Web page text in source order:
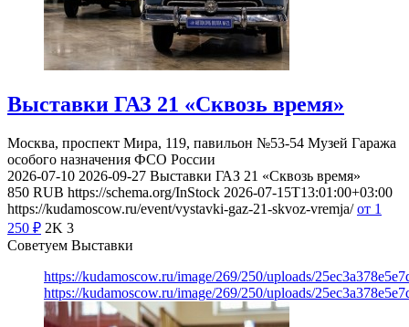
Выставки ГАЗ 21 «Сквозь время»
Москва, проспект Мира, 119, павильон №53-54 Музей Гаража
особого назначения ФСО России
2026-07-10 2026-09-27 Выставки ГАЗ 21 «Сквозь время»
850 RUB https://schema.org/InStock 2026-07-15T13:01:00+03:00
https://kudamoscow.ru/event/vystavki-gaz-21-skvoz-vremja/ от 1
250 ₽ 2K 3
Советуем Выставки
https://kudamoscow.ru/image/269/250/uploads/
https://kudamoscow.ru/image/269/250/uploads/